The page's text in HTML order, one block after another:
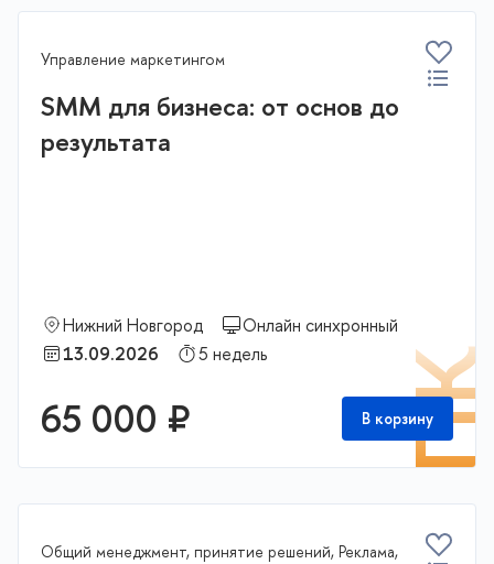
Управление маркетингом
SMM для бизнеса: от основ до
результата
Нижний Новгород
Онлайн синхронный
13.09.2026
5 недель
65 000 ₽ В корзину
Общий менеджмент, принятие решений, Реклама,